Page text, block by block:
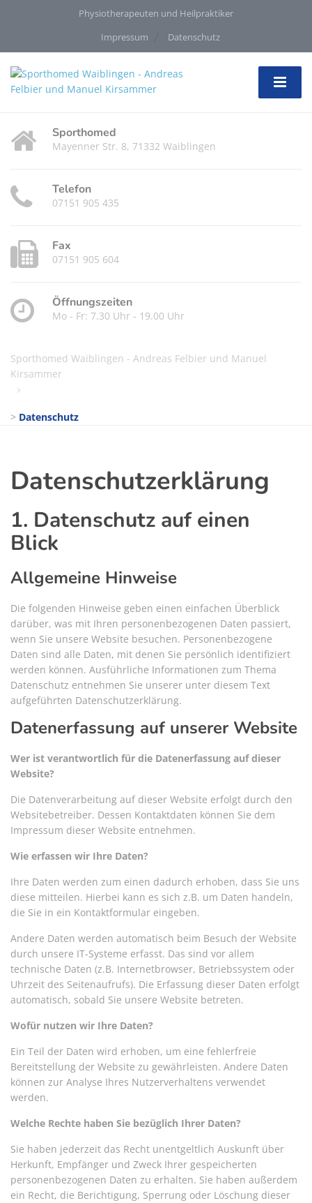
Physiotherapeuten und Heilpraktiker
Impressum
Datenschutz
Sporthomed
Mayenner Str. 8, 71332 Waiblingen
Telefon
07151 905 435
Fax
07151 905 604
Öffnungszeiten
Mo - Fr: 7.30 Uhr - 19.00 Uhr
Sporthomed Waiblingen - Andreas Felbier und Manuel
Kirsammer
> Datenschutz
Datenschutzerklärung
1. Datenschutz auf einen
Blick
Allgemeine Hinweise
Die folgenden Hinweise geben einen einfachen Überblick
darüber, was mit Ihren personenbezogenen Daten passiert,
wenn Sie unsere Website besuchen. Personenbezogene
Daten sind alle Daten, mit denen Sie persönlich identifiziert
werden können. Ausführliche Informationen zum Thema
Datenschutz entnehmen Sie unserer unter diesem Text
aufgeführten Datenschutzerklärung.
Datenerfassung auf unserer Website
Wer ist verantwortlich für die Datenerfassung auf dieser
Website?
Die Datenverarbeitung auf dieser Website erfolgt durch den
Websitebetreiber. Dessen Kontaktdaten können Sie dem
Impressum dieser Website entnehmen.
Wie erfassen wir Ihre Daten?
Ihre Daten werden zum einen dadurch erhoben, dass Sie uns
diese mitteilen. Hierbei kann es sich z.B. um Daten handeln,
die Sie in ein Kontaktformular eingeben.
Andere Daten werden automatisch beim Besuch der Website
durch unsere IT-Systeme erfasst. Das sind vor allem
technische Daten (z.B. Internetbrowser, Betriebssystem oder
Uhrzeit des Seitenaufrufs). Die Erfassung dieser Daten erfolgt
automatisch, sobald Sie unsere Website betreten.
Wofür nutzen wir Ihre Daten?
Ein Teil der Daten wird erhoben, um eine fehlerfreie
Bereitstellung der Website zu gewährleisten. Andere Daten
können zur Analyse Ihres Nutzerverhaltens verwendet
werden.
Welche Rechte haben Sie bezüglich Ihrer Daten?
Sie haben jederzeit das Recht unentgeltlich Auskunft über
Herkunft, Empfänger und Zweck Ihrer gespeicherten
personenbezogenen Daten zu erhalten. Sie haben außerdem
ein Recht, die Berichtigung, Sperrung oder Löschung dieser